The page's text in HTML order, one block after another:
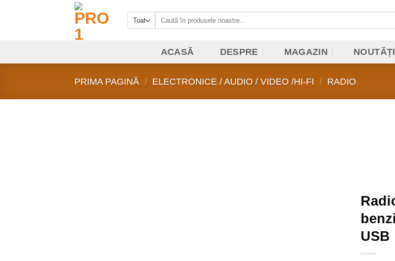
ACASĂ DESPRE MAGAZIN NOUTĂȚI
PRIMA PAGINĂ / ELECTRONICE / AUDIO / VIDEO /HI-FI / RADIO
USB